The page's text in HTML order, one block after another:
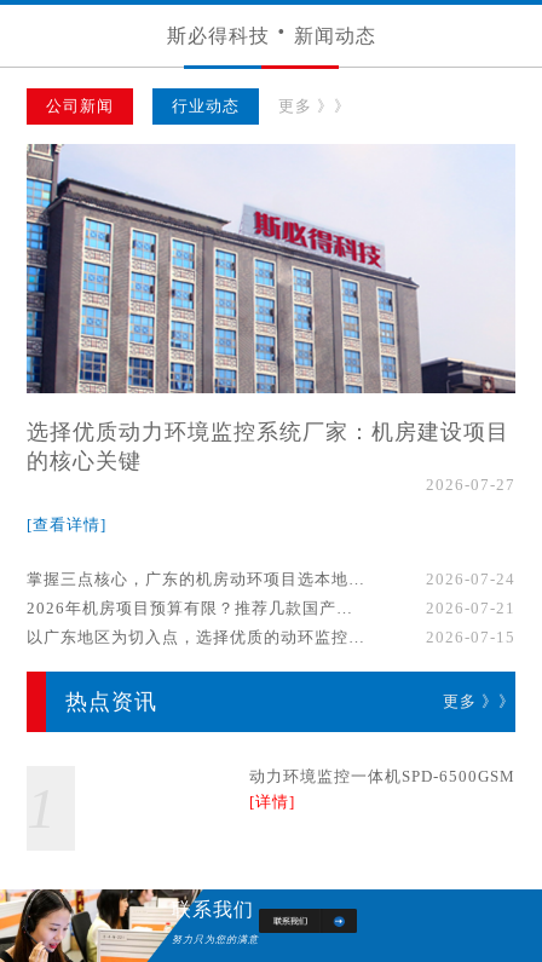
斯必得科技 新闻动态
公司新闻 行业动态 更多 》》
选择优质动力环境监控系统厂家：机房建设项目
的核心关键
2026-07-27
[查看详情]
掌握三点核心，广东的机房动环项目选本地厂家事半功倍！
2026-07-24
2026年机房项目预算有限？推荐几款国产动环监控系统品牌
2026-07-21
以广东地区为切入点，选择优质的动环监控系统厂家
2026-07-15
热点资讯 更多 》》
动力环境监控一体机SPD-6500GSM
[详情]
联系我们
努力只为您的满意